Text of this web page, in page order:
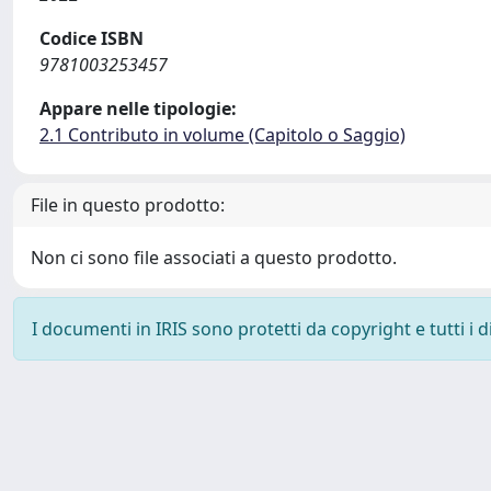
Codice ISBN
9781003253457
Appare nelle tipologie:
2.1 Contributo in volume (Capitolo o Saggio)
File in questo prodotto:
Non ci sono file associati a questo prodotto.
I documenti in IRIS sono protetti da copyright e tutti i